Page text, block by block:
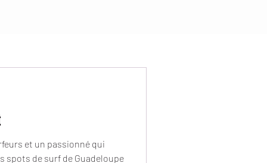
et un passionné qui
spots de surf de Guadeloupe